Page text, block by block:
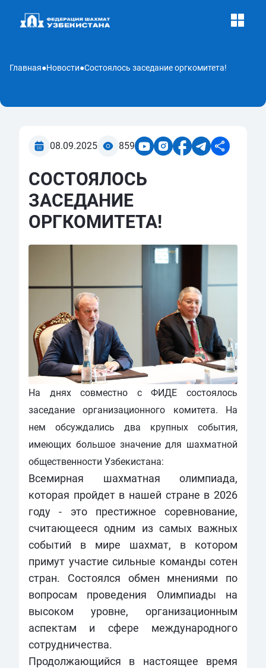
Главная●Новости●Состоялось заседание оргкомитета!
08.09.2025 859
СОСТОЯЛОСЬ
ЗАСЕДАНИЕ
ОРГКОМИТЕТА!
На днях совместно с ФИДЕ состоялось
заседание организационного комитета. На
нем обсуждались два крупных события,
имеющих большое значение для шахматной
общественности Узбекистана:
Всемирная шахматная олимпиада,
которая пройдет в нашей стране в 2026
году - это престижное соревнование,
считающееся одним из самых важных
событий в мире шахмат, в котором
примут участие сильные команды сотен
стран. Состоялся обмен мнениями по
вопросам проведения Олимпиады на
высоком уровне, организационным
аспектам и сфере международного
сотрудничества.
Продолжающийся в настоящее время